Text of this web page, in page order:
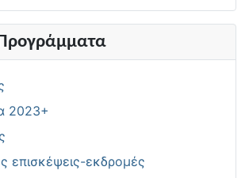
2023+
επισκέψεις-εκδρομές